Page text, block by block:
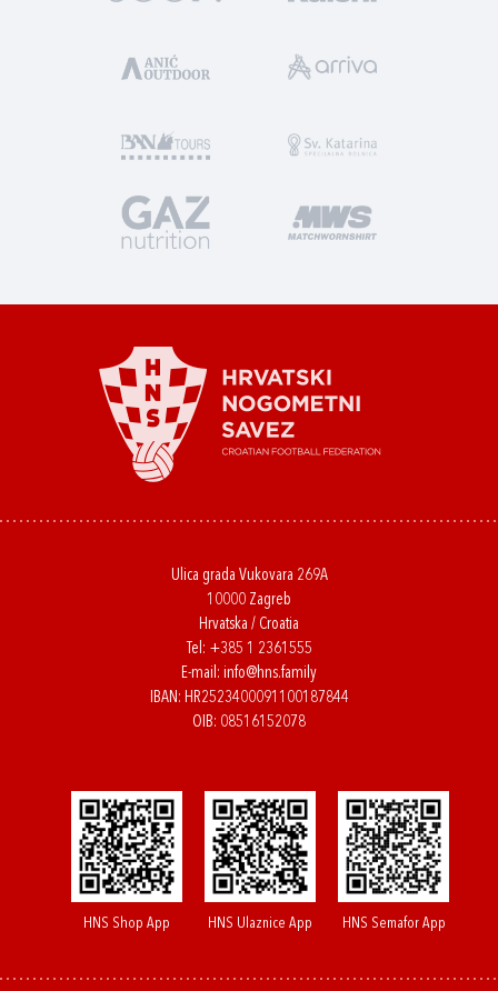
Ulica grada Vukovara 269A
10000 Zagreb
Hrvatska / Croatia
Tel: +385 1 2361555
E-mail: info@hns.family
IBAN: HR2523400091100187844
OIB: 08516152078
HNS Shop App HNS Ulaznice App HNS Semafor App